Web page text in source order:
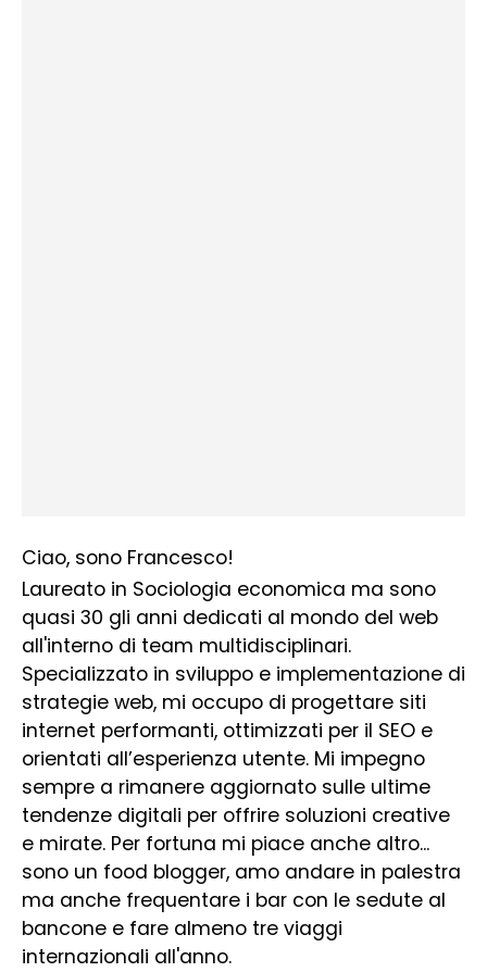
Ciao, sono Francesco!
Laureato in Sociologia economica ma sono
quasi 30 gli anni dedicati al mondo del web
all'interno di team multidisciplinari.
Specializzato in sviluppo e implementazione di
strategie web, mi occupo di progettare siti
internet performanti, ottimizzati per il SEO e
orientati all’esperienza utente. Mi impegno
sempre a rimanere aggiornato sulle ultime
tendenze digitali per offrire soluzioni creative
e mirate. Per fortuna mi piace anche altro...
sono un food blogger, amo andare in palestra
ma anche frequentare i bar con le sedute al
bancone e fare almeno tre viaggi
internazionali all'anno.